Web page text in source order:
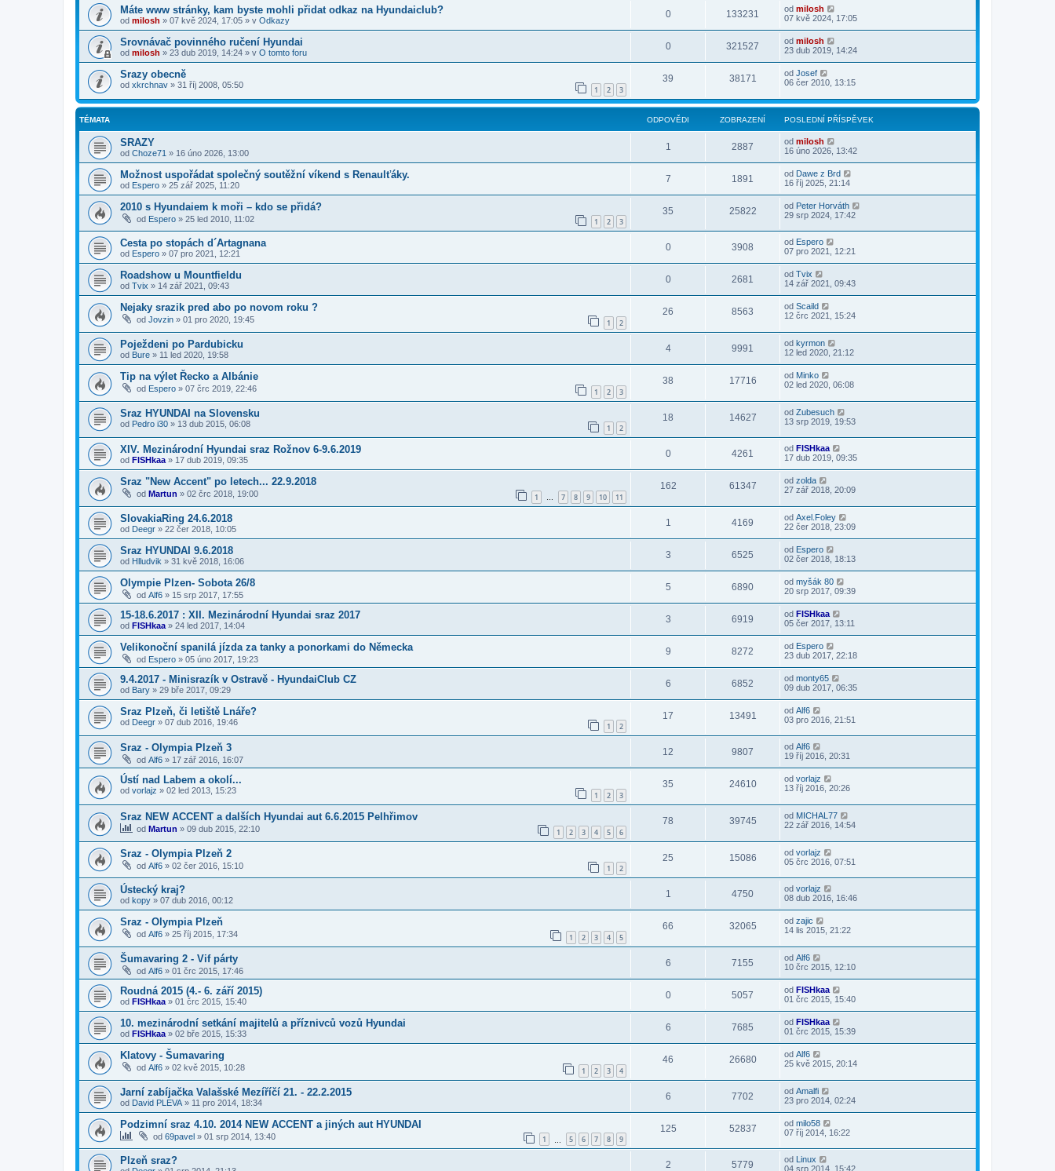
Máte www stránky, kam byste mohli přidat odkaz na Hyundaiclub?
od milosh » 07 kvě 2024, 17:05 » v Odkazy
0 133231 od milosh
07 kvě 2024, 17:05
Srovnávač povinného ručení Hyundai
od milosh » 23 dub 2019, 14:24 » v O tomto foru
0 321527 od milosh
23 dub 2019, 14:24
Srazy obecně
od xkrchnav » 31 říj 2008, 05:50 1 2 3
39 38171 od Josef
06 čer 2010, 13:15
TÉMATA ODPOVĚDI ZOBRAZENÍ POSLEDNÍ PŘÍSPĚVEK
SRAZY
od Choze71 » 16 úno 2026, 13:00
1 2887 od milosh
16 úno 2026, 13:42
Možnost uspořádat společný soutěžní víkend s Renaulťáky.
od Espero » 25 zář 2025, 11:20
7 1891 od Dawe z Brd
16 říj 2025, 21:14
2010 s Hyundaiem k moři – kdo se přidá?
od Espero » 25 led 2010, 11:02 1 2 3
35 25822 od Peter Horváth
29 srp 2024, 17:42
Cesta po stopách d´Artagnana
od Espero » 07 pro 2021, 12:21
0 3908 od Espero
07 pro 2021, 12:21
Roadshow u Mountfieldu
od Tvix » 14 zář 2021, 09:43
0 2681 od Tvix
14 zář 2021, 09:43
Nejaky srazik pred abo po novom roku ?
od Jovzin » 01 pro 2020, 19:45 1 2
26 8563 od Scaild
12 črc 2021, 15:24
Poježdeni po Pardubicku
od Bure » 11 led 2020, 19:58
4 9991 od kyrmon
12 led 2020, 21:12
Tip na výlet Řecko a Albánie
od Espero » 07 črc 2019, 22:46 1 2 3
38 17716 od Minko
02 led 2020, 06:08
Sraz HYUNDAI na Slovensku
od Pedro i30 » 13 dub 2015, 06:08 1 2
18 14627 od Zubesuch
13 srp 2019, 19:53
XIV. Mezinárodní Hyundai sraz Rožnov 6-9.6.2019
od FISHkaa » 17 dub 2019, 09:35
0 4261 od FISHkaa
17 dub 2019, 09:35
Sraz "New Accent" po letech... 22.9.2018
od Martun » 02 črc 2018, 19:00 1 … 7 8 9 10 11
162 61347 od zolda
27 zář 2018, 20:09
SlovakiaRing 24.6.2018
od Deegr » 22 čer 2018, 10:05
1 4169 od Axel.Foley
22 čer 2018, 23:09
Sraz HYUNDAI 9.6.2018
od Hlludvik » 31 kvě 2018, 16:06
3 6525 od Espero
02 čer 2018, 18:13
Olympie Plzen- Sobota 26/8
od Alf6 » 15 srp 2017, 17:55
5 6890 od myšák 80
20 srp 2017, 09:39
15-18.6.2017 : XII. Mezinárodní Hyundai sraz 2017
od FISHkaa » 24 led 2017, 14:04
3 6919 od FISHkaa
05 čer 2017, 13:11
Velikonoční spanilá jízda za tanky a ponorkami do Německa
od Espero » 05 úno 2017, 19:23
9 8272 od Espero
23 dub 2017, 22:18
9.4.2017 - Minisrazík v Ostravě - HyundaiClub CZ
od Bary » 29 bře 2017, 09:29
6 6852 od monty65
09 dub 2017, 06:35
Sraz Plzeň, či letiště Lnáře?
od Deegr » 07 dub 2016, 19:46 1 2
17 13491 od Alf6
03 pro 2016, 21:51
Sraz - Olympia Plzeň 3
od Alf6 » 17 zář 2016, 16:07
12 9807 od Alf6
19 říj 2016, 20:31
Ústí nad Labem a okolí...
od vorlajz » 02 led 2013, 15:23 1 2 3
35 24610 od vorlajz
13 říj 2016, 20:26
Sraz NEW ACCENT a dalších Hyundai aut 6.6.2015 Pelhřimov
od Martun » 09 dub 2015, 22:10 1 2 3 4 5 6
78 39745 od MICHAL77
22 zář 2016, 14:54
Sraz - Olympia Plzeň 2
od Alf6 » 02 čer 2016, 15:10 1 2
25 15086 od vorlajz
05 črc 2016, 07:51
Ústecký kraj?
od kopy » 07 dub 2016, 00:12
1 4750 od vorlajz
08 dub 2016, 16:46
Sraz - Olympia Plzeň
od Alf6 » 25 říj 2015, 17:34 1 2 3 4 5
66 32065 od zajic
14 lis 2015, 21:22
Šumavaring 2 - Vif párty
od Alf6 » 01 črc 2015, 17:46
6 7155 od Alf6
10 črc 2015, 12:10
Roudná 2015 (4.- 6. září 2015)
od FISHkaa » 01 črc 2015, 15:40
0 5057 od FISHkaa
01 črc 2015, 15:40
10. mezinárodní setkání majitelů a příznivců vozů Hyundai
od FISHkaa » 02 bře 2015, 15:33
6 7685 od FISHkaa
01 črc 2015, 15:39
Klatovy - Šumavaring
od Alf6 » 02 kvě 2015, 10:28 1 2 3 4
46 26680 od Alf6
25 kvě 2015, 20:14
Jarní zabíjačka Valašské Mezíříčí 21. - 22.2.2015
od David PLEVA » 11 pro 2014, 18:34
6 7702 od Amalfi
23 pro 2014, 02:24
Podzimní sraz 4.10. 2014 NEW ACCENT a jiných aut HYUNDAI
od 69pavel » 01 srp 2014, 13:40 1 5 6 7 8 9
125 52837 od milo58
07 říj 2014, 16:22
Plzeň sraz? 2 5779 od
Linux
04 srp 2014, 15:42